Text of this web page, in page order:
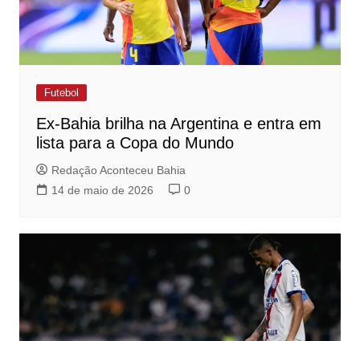
Futebol
Ex-Bahia brilha na Argentina e entra em
lista para a Copa do Mundo
Redação Aconteceu Bahia
14 de maio de 2026
0